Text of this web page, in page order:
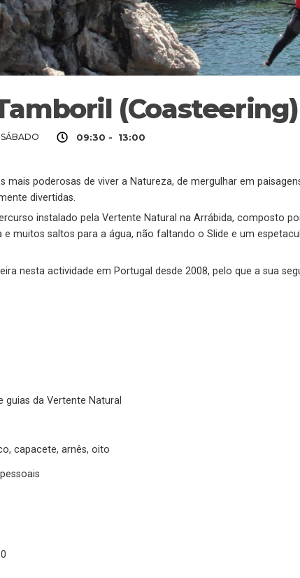
(Coasteering)
SÁBADO 09:30 - 13:00
mais poderosas de viver a Natureza, de mergulhar em
divertidas.
instalado pela Vertente Natural na Arrábida, composto
muitos saltos para a água, não faltando o Slide e um
nesta actividade em Portugal desde 2008, pelo que a sua
da Vertente Natural
capacete, arnês, oito